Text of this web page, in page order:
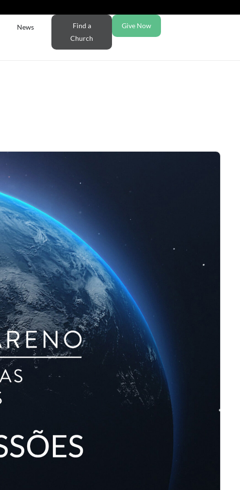
News
Find a
Church
Give Now